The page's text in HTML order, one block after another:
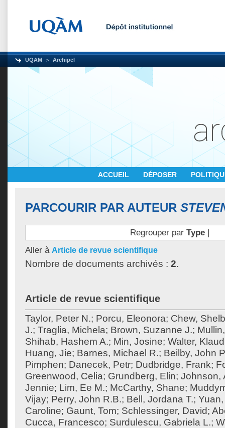
UQAM Archipel
ACCUEIL DÉPOSER
PARCOURIR PAR AUTEUR
Regrouper par Type|
Aller à Article de revue scientifique
Nombre de documents archivés : 2.
Article de revue scientifique
Taylor, Peter N.; Porcu, Eleonora; Chew,
J.; Traglia, Michela; Brown, Suzanne J.;
Shihab, Hashem A.; Min, Josine; Walter,
Huang, Jie; Barnes, Michael R.; Beilby, John
Pimphen; Danecek, Petr; Dudbridge, Frank;
Greenwood, Celia; Grundberg, Elin; Johnson,
Jennie; Lim, Ee M.; McCarthy, Shane;
Vijay; Perry, John R.B.; Bell, Jordana T.;
Caroline; Gaunt, Tom; Schlessinger, David;
Cucca, Francesco; Surdulescu, Gabriela L.;